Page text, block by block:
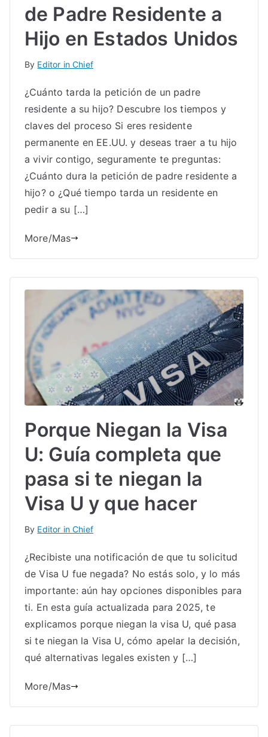
de Padre Residente a
Hijo en Estados Unidos
By Editor in Chief
¿Cuánto tarda la petición de un padre
residente a su hijo? Descubre los tiempos y
claves del proceso Si eres residente
permanente en EE.UU. y deseas traer a tu hijo
a vivir contigo, seguramente te preguntas:
¿Cuánto dura la petición de padre residente a
hijo? o ¿Qué tiempo tarda un residente en
pedir a su […]
More/Mas
Porque Niegan la Visa
U: Guía completa que
pasa si te niegan la
Visa U y que hacer
By Editor in Chief
¿Recibiste una notificación de que tu solicitud
de Visa U fue negada? No estás solo, y lo más
importante: aún hay opciones disponibles para
ti. En esta guía actualizada para 2025, te
explicamos porque niegan la visa U, qué pasa
si te niegan la Visa U, cómo apelar la decisión,
qué alternativas legales existen y […]
More/Mas